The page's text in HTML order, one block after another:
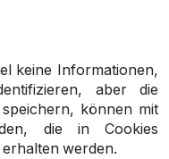
keine Informationen,
aber die
können mit
die in Cookies
werden.